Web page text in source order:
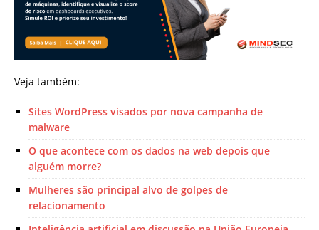
Veja também:
Sites WordPress visados por nova campanha de
malware
O que acontece com os dados na web depois que
alguém morre?
Mulheres são principal alvo de golpes de
relacionamento